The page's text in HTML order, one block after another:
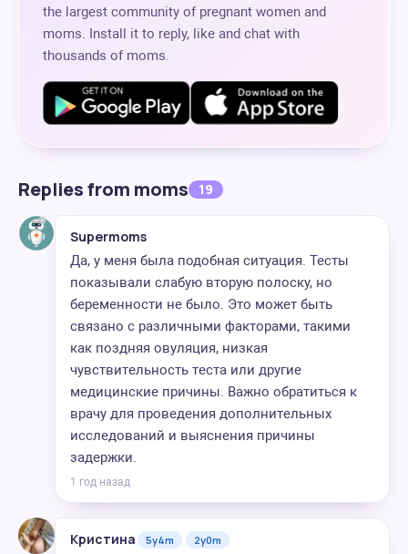
the largest community of pregnant women and
moms. Install it to reply, like and chat with
thousands of moms.
Replies from moms 19
Supermoms
Да, у меня была подобная ситуация. Тесты
показывали слабую вторую полоску, но
беременности не было. Это может быть
связано с различными факторами, такими
как поздняя овуляция, низкая
чувствительность теста или другие
медицинские причины. Важно обратиться к
врачу для проведения дополнительных
исследований и выяснения причины
задержки.
1 год назад
Кристина 5y4m 2y0m